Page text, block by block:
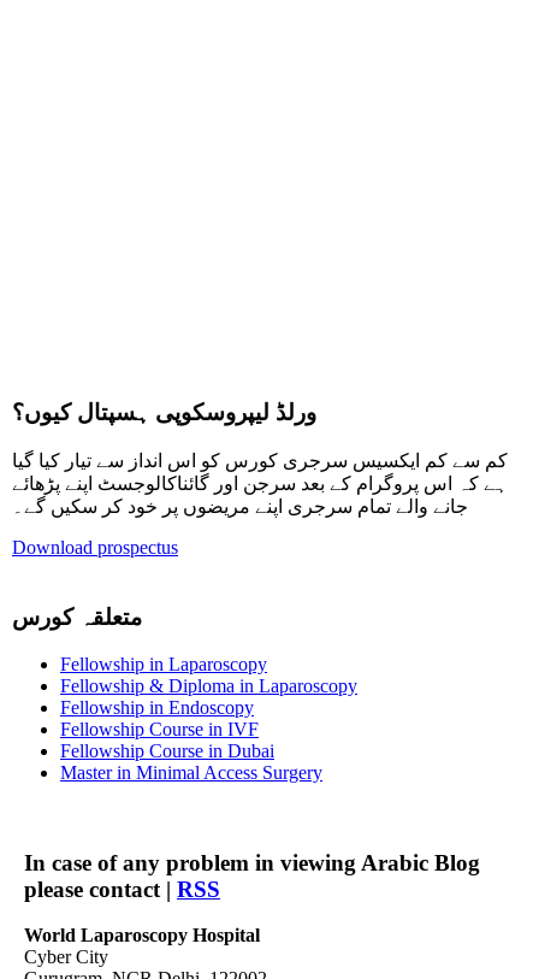
ورلڈ لیپروسکوپی ہسپتال کیوں؟
کم سے کم ایکسیس سرجری کورس کو اس انداز سے تیار کیا گیا
ہے کہ اس پروگرام کے بعد سرجن اور گائناکالوجسٹ اپنے پڑھائے
جانے والے تمام سرجری اپنے مریضوں پر خود کر سکیں گے۔
Download prospectus
متعلقہ کورس
Fellowship in Laparoscopy
Fellowship & Diploma in Laparoscopy
Fellowship in Endoscopy
Fellowship Course in IVF
Fellowship Course in Dubai
Master in Minimal Access Surgery
In case of any problem in viewing Arabic Blog
please contact | RSS
World Laparoscopy Hospital
Cyber City